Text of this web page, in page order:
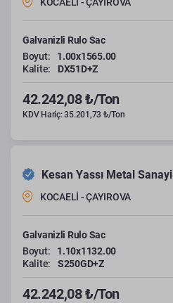
Galvanizli Rulo Sac
Boyut:
1.00x1565.00
Kalite:
DX51D+Z
42.242,08 ₺/Ton
KDV Hariç: 35.201,73 ₺/Ton
Kesan Yassı Metal Sanayi
KOCAELİ - ÇAYIROVA
Galvanizli Rulo Sac
Boyut:
1.10x1132.00
Kalite:
S250GD+Z
42.242,08 ₺/Ton